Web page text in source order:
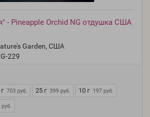
- Pineapple Orchid NG отдушка США
Garden, США
229
703 руб. 25 г 399 руб. 10 г 197 руб.
руб.